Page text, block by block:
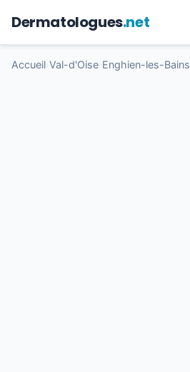
Dermatologues.net
Accueil Val-d'Oise Enghien-les-Bains